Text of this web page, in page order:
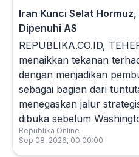
Iran Kunci Selat
Dipenuhi AS
REPUBLIKA.CO.ID,
menaikkan tekanan
dengan menjadikan
sebagai bagian dari
menegaskan jalur
dibuka sebelum
Republika Online
Sep 08, 2026, 00:00:00